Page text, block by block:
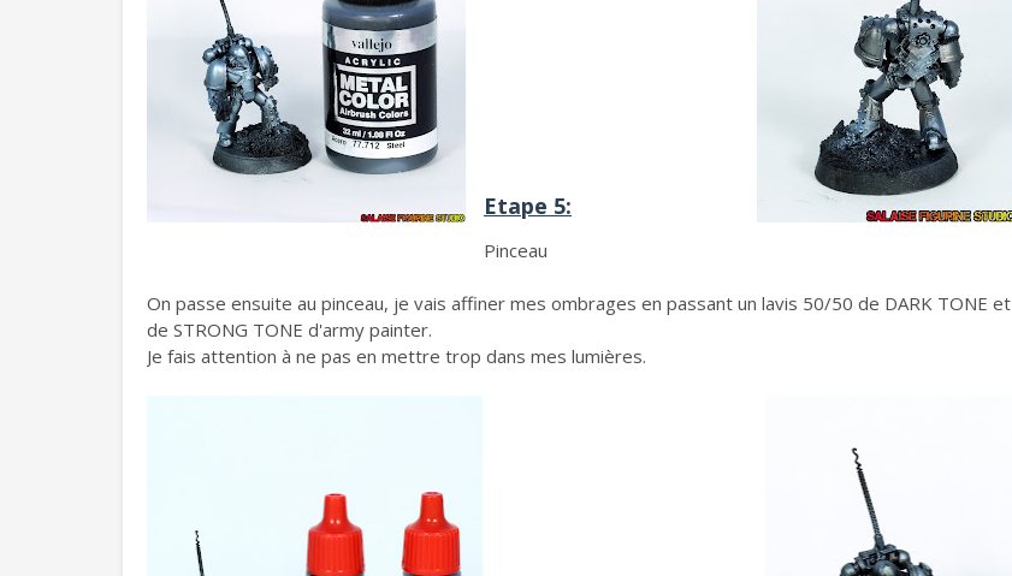
Etape 5:
Pinceau
On passe ensuite au pinceau, je vais affiner mes ombrages en passant un lavis 50/50 de DARK TONE et
de STRONG TONE d'army painter.
Je fais attention à ne pas en mettre trop dans mes lumières.